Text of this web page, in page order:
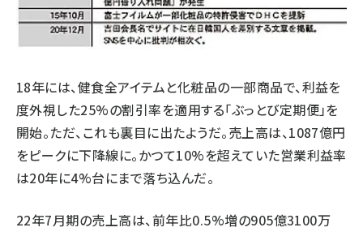
18年には、健食全アイテムと化粧品の一部商品で、利益を
度外視した25%の割引率を適用する「ぶっとび定期便」を
開始。ただ、これも裏目に出たようだ。売上高は、1087億円
をピークに下降線に。かつて10%を超えていた営業利益率
は20年に4%台にまで落ち込んだ。
22年7月期の売上高は、前年比0.5%増の905億3100万